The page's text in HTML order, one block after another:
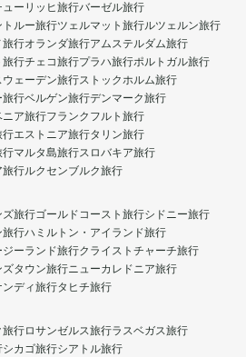
ューリッヒ旅行バーゼル旅行
トルー旅行ツェルマット旅行ルツェルン旅行
旅行オランダ旅行アムステルダム旅行
旅行チェコ旅行プラハ旅行ポルトガル旅行
ウェーデン旅行ストックホルム旅行
旅行ベルゲン旅行デンマーク旅行
ニア旅行フランクフルト旅行
行エストニア旅行タリン旅行
行マルタ島旅行スロバキア旅行
旅行ルクセンブルク旅行
ズ旅行ゴールドコースト旅行シドニー旅行
旅行ハミルトン・アイランド旅行
ジーランド旅行クライストチャーチ旅行
ズタウン旅行ニューカレドニア旅行
ンディ旅行タヒチ旅行
旅行ロサンゼルス旅行ラスベガス旅行
シカゴ旅行シアトル旅行